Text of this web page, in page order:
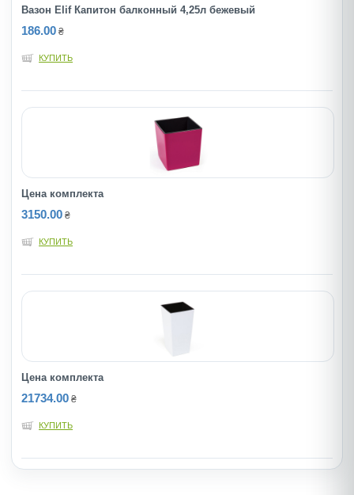
Вазон Elif Капитон балконный 4,25л бежевый
186.00 ₴
КУПИТЬ
Цена комплекта
3150.00 ₴
КУПИТЬ
Цена комплекта
21734.00 ₴
КУПИТЬ